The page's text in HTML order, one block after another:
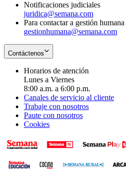
Notificaciones judiciales
juridica@semana.com
Para contactar a gestión humana
gestionhumana@semana.com
Contáctenos
Horarios de atención
Lunes a Viernes
8:00 a.m. a 6:00 p.m.
Canales de servicio al cliente
Trabaje con nosotros
Paute con nosotros
Cookies